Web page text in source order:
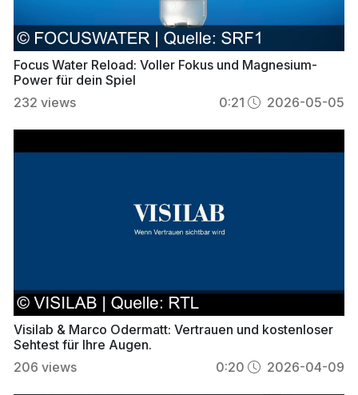
Focus Water Reload: Voller Fokus und Magnesium-
Power für dein Spiel
232 views 0:21 2026-05-05
Visilab & Marco Odermatt: Vertrauen und kostenloser
Sehtest für Ihre Augen.
206 views 0:20 2026-04-09